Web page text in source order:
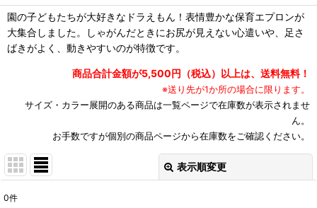
園の子どもたちが大好きなドラえもん！表情豊かな保育エプロンが
大集合しました。しゃがんだときにお尻が見えない心遣いや、足さ
ばきがよく、動きやすいのが特徴です。
商品合計金額が5,500円（税込）以上は、送料無料！
※送り先が1か所の場合に限ります。
サイズ・カラー展開のある商品は一覧ページで在庫数が表示されませ
ん。
お手数ですが個別の商品ページから在庫数をご確認ください。
表示順変更
0件